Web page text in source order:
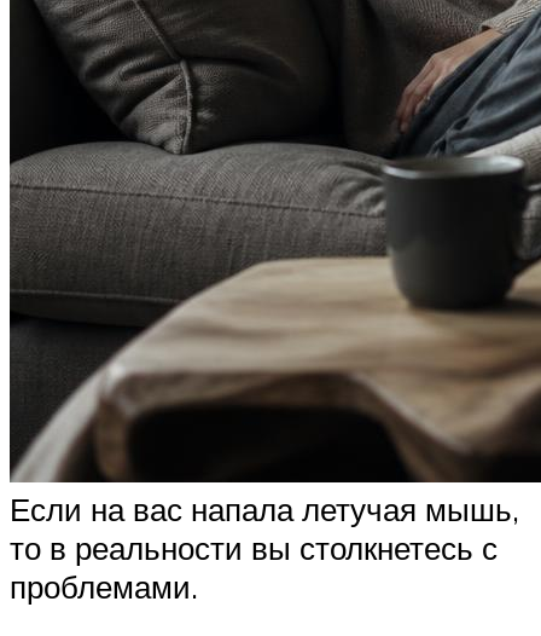
Если на вас напала летучая мышь,
то в реальности вы столкнетесь с
проблемами.